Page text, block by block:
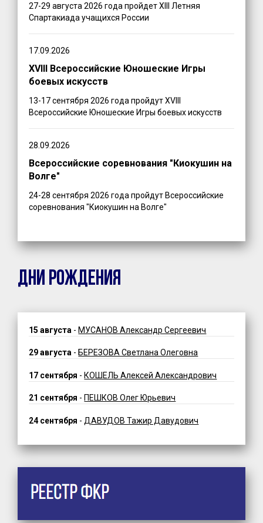
27-29 августа 2026 года пройдет XIII Летняя
Спартакиада учащихся России
17.09.2026
XVIII Всероссийские Юношеские Игры
боевых искусств
13-17 сентября 2026 года пройдут XVIII
Всероссийские Юношеские Игры боевых искусств
28.09.2026
Всероссийские соревнования "Киокушин на
Волге"
24-28 сентября 2026 года пройдут Всероссийские
соревнования "Киокушин на Волге"
ДНИ РОЖДЕНИЯ
15 августа - МУСАНОВ Александр Сергеевич
29 августа - БЕРЕЗОВА Светлана Олеговна
17 сентября - КОШЕЛЬ Алексей Александрович
21 сентября - ПЕШКОВ Олег Юрьевич
24 сентября - ДАВУДОВ Тажир Давудович